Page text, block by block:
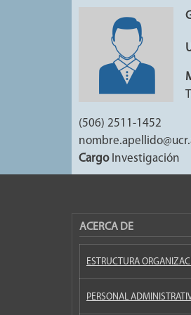
(506) 2511-1452
Cargo Investigación
ACERCA DE
ESTRUCTURA
PERSONAL